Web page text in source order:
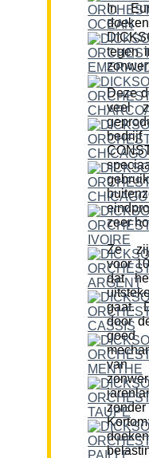
In
tegen
Deze
veel
zeer
Ze
voor
dat
gaat.
door